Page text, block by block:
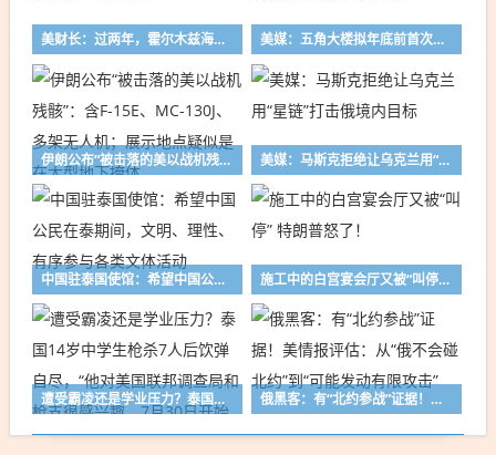
美财长：过两年，霍尔木兹海峡就“不重要”了 美媒：五角大楼拟年底前首次测试“金穹”反导系统
伊朗公布“被击落的美以战机残骸”：含F-15E、MC-130J、多架无人机；展示地点疑似是在大型地下掩体 美媒：马斯克拒绝让乌克兰用“星链”打击俄境内目标
中国驻泰国使馆：希望中国公民在泰期间，文明、理性、有序参与各类文体活动 施工中的白宫宴会厅又被“叫停” 特朗普怒了！
遭受霸凌还是学业压力？泰国14岁中学生枪杀7人后饮弹自尽，“他对美国联邦调查局和枪支很感兴趣，7月30日开始看其他国家枪击事件视频” 俄黑客：有“北约参战”证据！美情报评估：从“俄不会碰北约”到“可能发动有限攻击”